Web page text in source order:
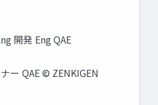
開発 Eng QAE
ー QAE © ZENKIGEN